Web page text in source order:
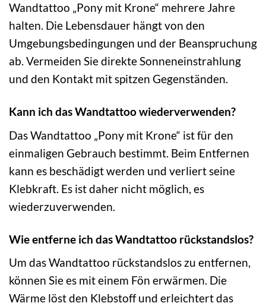
Wandtattoo „Pony mit Krone“ mehrere Jahre
halten. Die Lebensdauer hängt von den
Umgebungsbedingungen und der Beanspruchung
ab. Vermeiden Sie direkte Sonneneinstrahlung
und den Kontakt mit spitzen Gegenständen.
Kann ich das Wandtattoo wiederverwenden?
Das Wandtattoo „Pony mit Krone“ ist für den
einmaligen Gebrauch bestimmt. Beim Entfernen
kann es beschädigt werden und verliert seine
Klebkraft. Es ist daher nicht möglich, es
wiederzuverwenden.
Wie entferne ich das Wandtattoo rückstandslos?
Um das Wandtattoo rückstandslos zu entfernen,
können Sie es mit einem Fön erwärmen. Die
Wärme löst den Klebstoff und erleichtert das